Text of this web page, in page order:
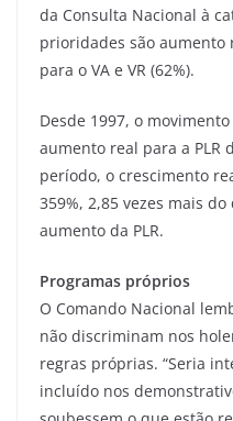
da Consulta Nacional à
prioridades são aumento
para o VA e VR (62%).
Desde 1997, o
aumento real para a PLR
período, o crescimento
359%, 2,85 vezes mais
aumento da PLR.
Programas próprios
O Comando Nacional
não discriminam nos
regras próprias. “Seria
incluído nos